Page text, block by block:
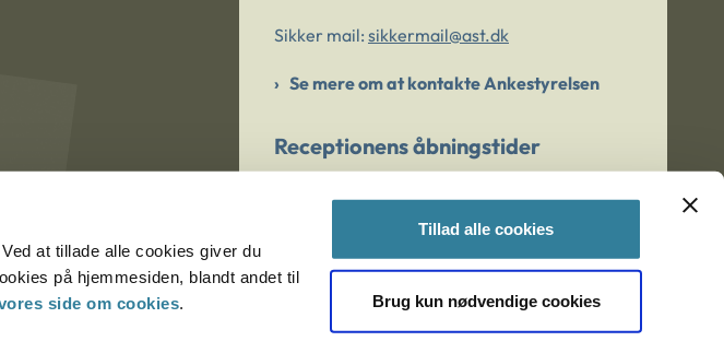
at tillade alle cookies giver du
på hjemmesiden, blandt andet til
side om cookies.
Tillad alle cookies
Brug kun nødvendige cookies
Sikker mail: sikkermail@ast.dk
Se mere om at kontakte Ankestyrelsen
Receptionens åbningstider
Er du bekymret for et barn/en ung?